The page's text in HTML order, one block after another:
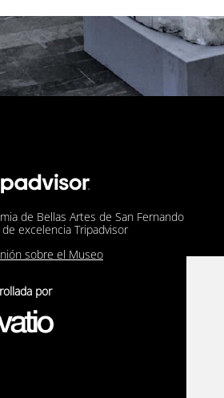
de Bellas Artes de San Fernando
excelencia Tripadvisor
sobre el Museo
por